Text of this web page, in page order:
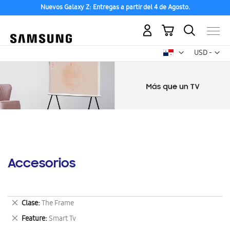
Nuevos Galaxy Z: Entregas a partir del 4 de Agosto.
USD -
dólar
Mi carrito
Accesorios
Clase The Frame
Eliminar
este
artículo
Feature Smart Tv
Eliminar